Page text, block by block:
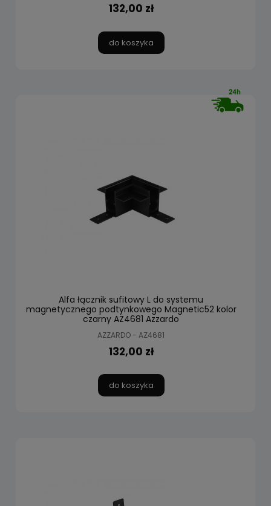
132,00 zł
do koszyka
Alfa łącznik sufitowy L do systemu
magnetycznego podtynkowego Magnetic52 kolor
czarny AZ4681 Azzardo
AZZARDO - AZ4681
132,00 zł
do koszyka